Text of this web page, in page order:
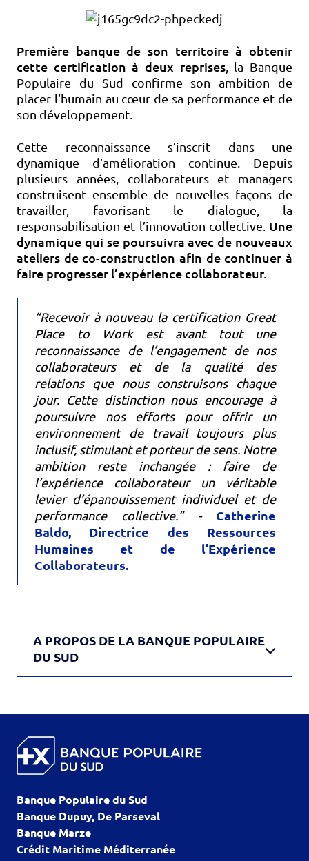
Première banque de son territoire à obtenir
cette certification à deux reprises, la Banque
Populaire du Sud confirme son ambition de
placer l’humain au cœur de sa performance et de
son développement.
Cette reconnaissance s’inscrit dans une
dynamique d’amélioration continue. Depuis
plusieurs années, collaborateurs et managers
construisent ensemble de nouvelles façons de
travailler, favorisant le dialogue, la
responsabilisation et l’innovation collective. Une
dynamique qui se poursuivra avec de nouveaux
ateliers de co-construction afin de continuer à
faire progresser l’expérience collaborateur.
“Recevoir à nouveau la certification Great
Place to Work est avant tout une
reconnaissance de l’engagement de nos
collaborateurs et de la qualité des
relations que nous construisons chaque
jour. Cette distinction nous encourage à
poursuivre nos efforts pour offrir un
environnement de travail toujours plus
inclusif, stimulant et porteur de sens. Notre
ambition reste inchangée : faire de
l’expérience collaborateur un véritable
levier d’épanouissement individuel et de
performance collective.” - Catherine
Baldo, Directrice des Ressources
Humaines et de l’Expérience
Collaborateurs.
A PROPOS DE LA BANQUE POPULAIRE
DU SUD
Banque Populaire du Sud
Banque Dupuy, De Parseval
Banque Marze
Crédit Maritime Méditerranée